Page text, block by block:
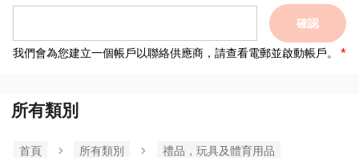
確認
我們會為您建立一個帳戶以聯絡供應商，請查看電郵並啟動帳戶。
所有類別
首頁 所有類別 禮品，玩具及體育用品